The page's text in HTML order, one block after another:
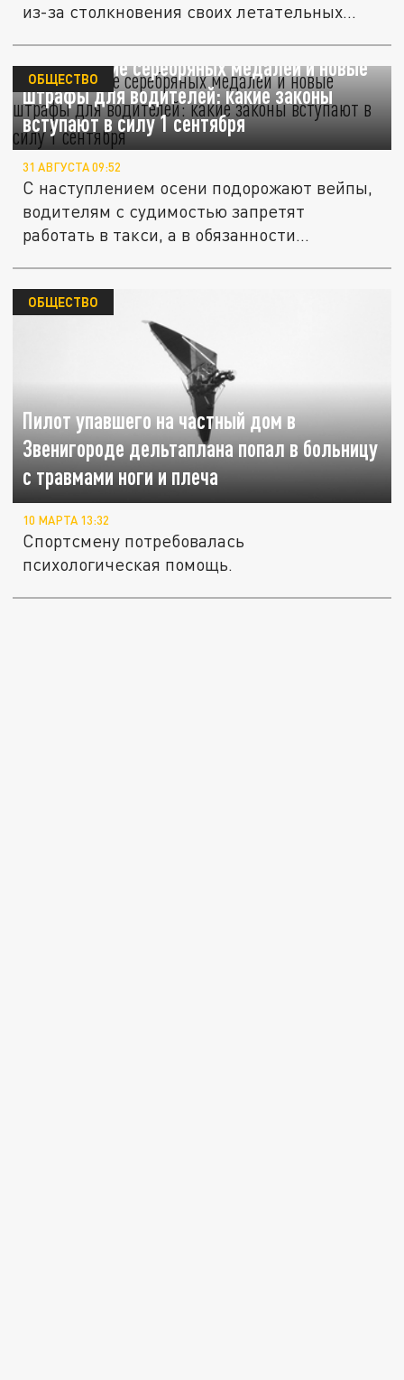
из-за столкновения своих летательных...
Возвращение серебряных медалей и новые
штрафы для водителей: какие законы
вступают в силу 1 сентября
ОБЩЕСТВО
31 АВГУСТА 09:52
С наступлением осени подорожают вейпы,
водителям с судимостью запретят
работать в такси, а в обязанности...
Пилот упавшего на частный дом в
Звенигороде дельтаплана попал в больницу
с травмами ноги и плеча
ОБЩЕСТВО
10 МАРТА 13:32
Спортсмену потребовалась
психологическая помощь.